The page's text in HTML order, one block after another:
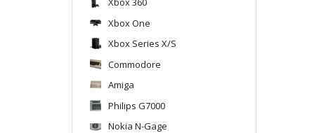
Xbox One
Xbox Series X/S
Commodore
Amiga
Philips G7000
Nokia N-Gage